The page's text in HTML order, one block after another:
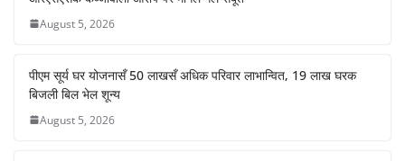
August 5, 2026
पीएम सूर्य घर योजनासँ 50 लाखसँ अधिक परिवार लाभान्वित, 19 लाख घरक
बिजली बिल भेल शून्य
August 5, 2026